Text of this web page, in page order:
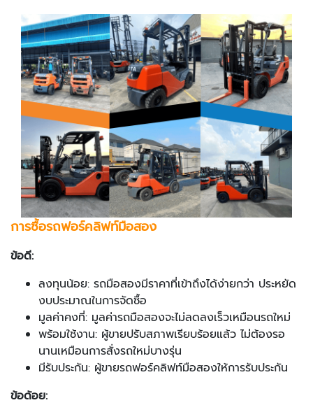
การซื้อรถฟอร์คลิฟท์มือสอง
ข้อดี:
ลงทุนน้อย: รถมือสองมีราคาที่เข้าถึงได้ง่ายกว่า ประหยัด
งบประมาณในการจัดซื้อ
มูลค่าคงที่: มูลค่ารถมือสองจะไม่ลดลงเร็วเหมือนรถใหม่
พร้อมใช้งาน: ผู้ขายปรับสภาพเรียบร้อยแล้ว ไม่ต้องรอ
นานเหมือนการสั่งรถใหม่บางรุ่น
มีรับประกัน: ผู้ขายรถฟอร์คลิฟท์มือสองให้การรับประกัน
ข้อด้อย: